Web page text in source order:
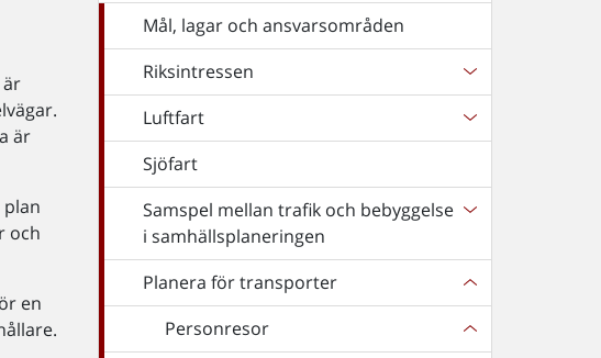
är
är
och
en
Mål, lagar och ansvarsområden
Riksintressen
Luftfart
Sjöfart
Samspel mellan trafik och bebyggelse
i samhällsplaneringen
Planera för transporter
Personresor